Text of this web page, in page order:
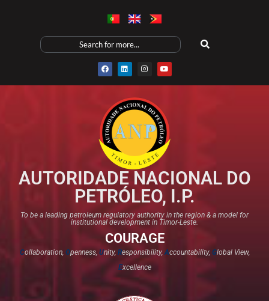
AUTORIDADE NACIONAL DO
PETRÓLEO, I.P.
To be a leading petroleum regulatory authority in the region & a model for
institutional development in Timor-Leste.
COURAGE
Collaboration, Openness, Unity, Responsibility,Accountability, Global View,
Excellence​